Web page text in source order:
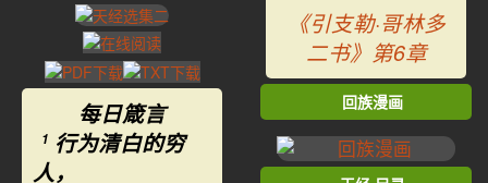
每日箴言
1 行为清白的穷
人，
《引支勒·哥林多
二书》第6章
回族漫画